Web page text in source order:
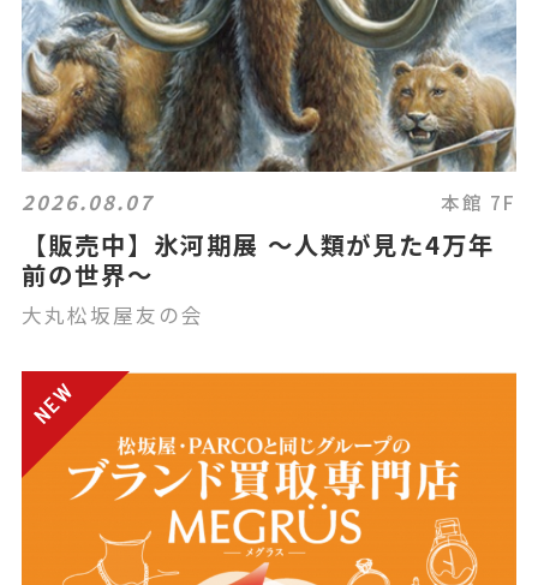
2026.08.07 本館 7F
【販売中】氷河期展 ～人類が見た4万年
前の世界～
大丸松坂屋友の会